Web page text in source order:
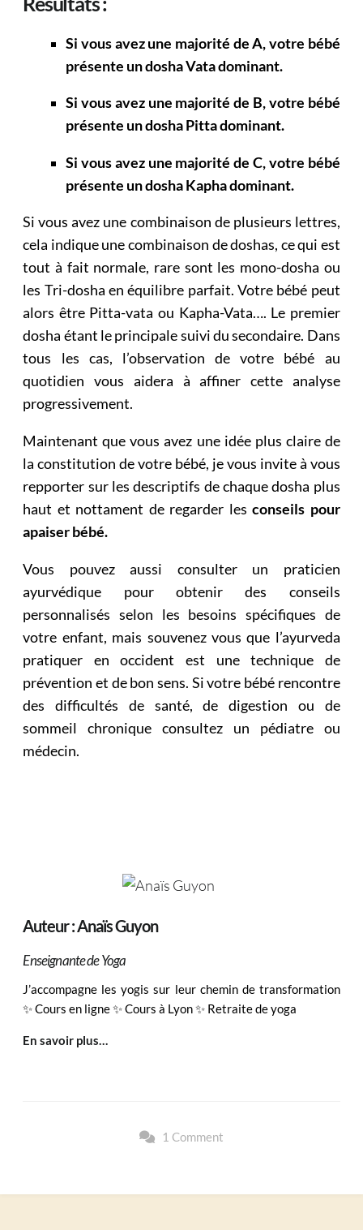
Si vous avez une majorité de A, votre bébé
présente un dosha Vata dominant.
Si vous avez une majorité de B, votre bébé
présente un dosha Pitta dominant.
Si vous avez une majorité de C, votre bébé
présente un dosha Kapha dominant.
Si vous avez une combinaison de plusieurs lettres,
cela indique une combinaison de doshas, ce qui est
tout à fait normale, rare sont les mono-dosha ou
les Tri-dosha en équilibre parfait. Votre bébé peut
alors être Pitta-vata ou Kapha-Vata…. Le premier
dosha étant le principale suivi du secondaire. Dans
tous les cas, l’observation de votre bébé au
quotidien vous aidera à affiner cette analyse
progressivement.
Maintenant que vous avez une idée plus claire de
la constitution de votre bébé, je vous invite à vous
repporter sur les descriptifs de chaque dosha plus
haut et nottament de regarder lesconseils pour
apaiser bébé.
Vous pouvez aussi consulter un praticien
ayurvédique pour obtenir des conseils
personnalisés selon les besoins spécifiques de
votre enfant, mais souvenez vous que l’ayurveda
pratiquer en occident est une technique de
prévention et de bon sens. Si votre bébé rencontre
des difficultés de santé, de digestion ou de
sommeil chronique consultez un pédiatre ou
médecin.
Auteur : Anaïs Guyon
Enseignante de Yoga
J’accompagne les yogis sur leur chemin de transformation
✨ Cours en ligne ✨ Cours à Lyon ✨ Retraite de yoga
En savoir plus…
1 Comment